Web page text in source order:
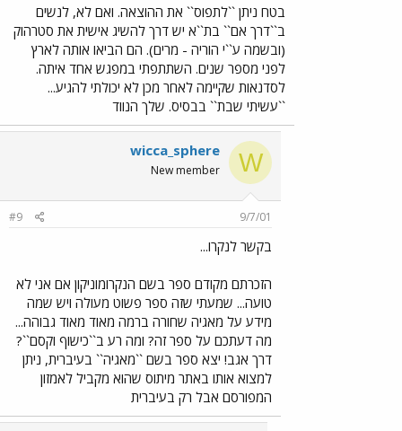
בטח ניתן ``לתפוס`` את ההוצאה. ואם לא, לנשים
ב``דרך אם`` בת``א יש דרך להשיג אישית את סטרהוק
(ובשמה ע``י הוריה - מרים). הם הביאו אותה לארץ
לפני מספר שנים. השתתפתי במפגש אחד איתה.
לסדנאות שקיימה לאחר מכן לא יכולתי להגיע...
``עשיתי שבת`` בבסיס. שלך הנווד
W
wicca_sphere
New member
9/7/01
#9
בקשר לנקרו...
הזכרתם מקודם ספר בשם הנקרומוניקון אם אני לא
טועה... שמעתי שזה ספר פשוט מעולה ויש שמה
מידע על מאגיה שחורה ברמה מאוד מאוד גבוהה...
מה דעתכם על ספר זה? ומה רע ב``כישוף וקסם``?
דרך אגב! יצא ספר בשם ``מאגיה`` בעיברית, ניתן
למצוא אותו באתר מיתוס שהוא מקביל לאמזון
המפורסם אבל רק בעיברית